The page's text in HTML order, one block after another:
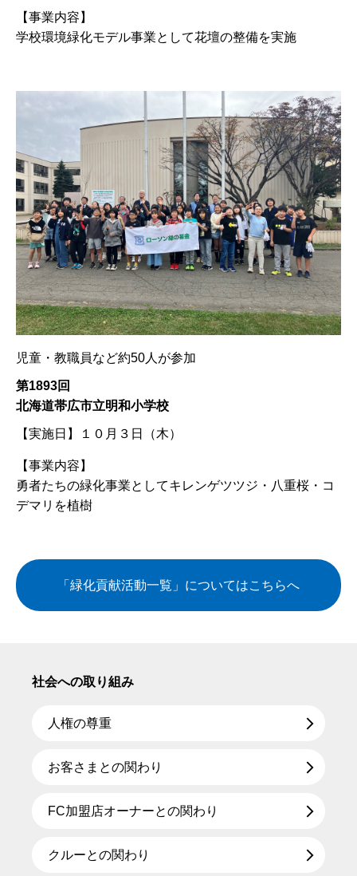
【事業内容】
学校環境緑化モデル事業として花壇の整備を実施
児童・教職員など約50人が参加
第1893回
北海道帯広市立明和小学校
【実施日】 １０月３日（木）
【事業内容】
勇者たちの緑化事業としてキレンゲツツジ・八重桜・コ
デマリを植樹
「緑化貢献活動一覧」についてはこちらへ
社会への取り組み
人権の尊重
お客さまとの関わり
FC加盟店オーナーとの関わり
クルーとの関わり